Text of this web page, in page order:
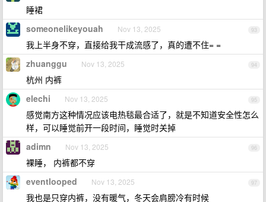
睡裙
93
someonelikeyouah Nov 13, 2025
我上半身不穿，直接给我干成流感了，真的遭不住= =
94
zhuanggu Nov 13, 2025
杭州 内裤
95
elechi Nov 13, 2025
感觉南方这种情况应该电热毯最合适了，就是不知道安全性怎么
样，可以睡觉前开一段时间，睡觉时关掉
96
adimn Nov 13, 2025
裸睡， 内裤都不穿
97
eventlooped Nov 13, 2025
我也是只穿内裤，没有暖气，冬天会肩膀冷有时候